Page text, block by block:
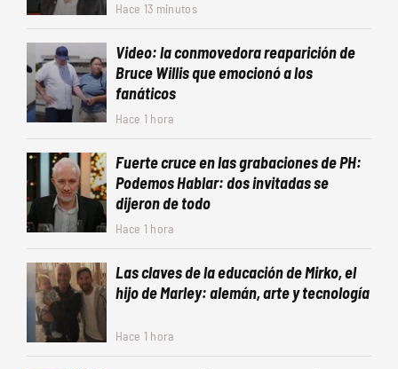
Hace 13 minutos
Video: la conmovedora reaparición de
Bruce Willis que emocionó a los
fanáticos
Hace 1 hora
Fuerte cruce en las grabaciones de PH:
Podemos Hablar: dos invitadas se
dijeron de todo
Hace 1 hora
Las claves de la educación de Mirko, el
hijo de Marley: alemán, arte y tecnología
Hace 1 hora